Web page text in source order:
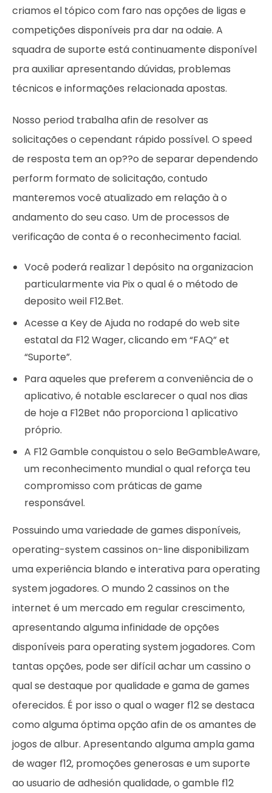
criamos el tópico com faro nas opções de ligas e
competições disponíveis pra dar na odaie. A
squadra de suporte está continuamente disponível
pra auxiliar apresentando dúvidas, problemas
técnicos e informações relacionada apostas.
Nosso period trabalha afin de resolver as
solicitações o cependant rápido possível. O speed
de resposta tem an op??o de separar dependendo
perform formato de solicitação, contudo
manteremos você atualizado em relação à o
andamento do seu caso. Um de processos de
verificação de conta é o reconhecimento facial.
Você poderá realizar 1 depósito na organizacion
particularmente via Pix o qual é o método de
deposito weil F12.Bet.
Acesse a Key de Ajuda no rodapé do web site
estatal da F12 Wager, clicando em “FAQ” et
“Suporte”.
Para aqueles que preferem a conveniência de o
aplicativo, é notable esclarecer o qual nos dias
de hoje a F12Bet não proporciona 1 aplicativo
próprio.
A F12 Gamble conquistou o selo BeGambleAware,
um reconhecimento mundial o qual reforça teu
compromisso com práticas de game
responsável.
Possuindo uma variedade de games disponíveis,
operating-system cassinos on-line disponibilizam
uma experiência blando e interativa para operating
system jogadores. O mundo 2 cassinos on the
internet é um mercado em regular crescimento,
apresentando alguma infinidade de opções
disponíveis para operating system jogadores. Com
tantas opções, pode ser difícil achar um cassino o
qual se destaque por qualidade e gama de games
oferecidos. É por isso o qual o wager f12 se destaca
como alguma óptima opção afin de os amantes de
jogos de albur. Apresentando alguma ampla gama
de wager f12, promoções generosas e um suporte
ao usuario de adhesión qualidade, o gamble f12